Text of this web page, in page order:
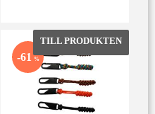
till i favoriter
61 % Lägg till